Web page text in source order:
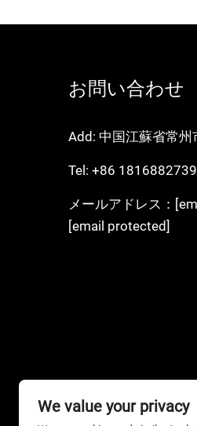
お問い合わせ
Add: 中国江蘇省常
Tel: +86
メールアドレス：
[email protected]
We value your privacy